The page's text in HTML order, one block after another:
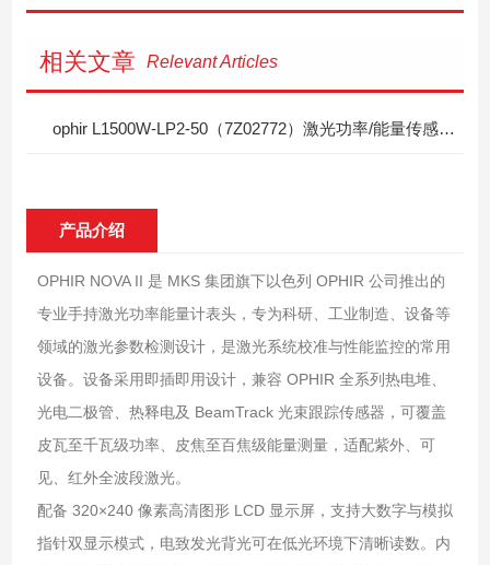
相关文章 Relevant Articles
ophir L1500W-LP2-50（7Z02772）激光功率/能量传感器技术详解
产品介绍
OPHIR NOVA II 是 MKS 集团旗下以色列 OPHIR 公司推出的
专业手持激光功率能量计表头，专为科研、工业制造、设备等
领域的激光参数检测设计，是激光系统校准与性能监控的常用
设备。设备采用即插即用设计，兼容 OPHIR 全系列热电堆、
光电二极管、热释电及 BeamTrack 光束跟踪传感器，可覆盖
皮瓦至千瓦级功率、皮焦至百焦级能量测量，适配紫外、可
见、红外全波段激光。
配备 320×240 像素高清图形 LCD 显示屏，支持大数字与模拟
指针双显示模式，电致发光背光可在低光环境下清晰读数。内